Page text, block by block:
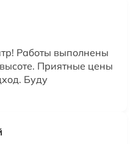
Работы выполнены
Приятные цены
Буду